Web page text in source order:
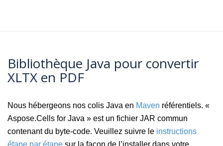
Bibliothèque Java pour convertir
XLTX en PDF
Nous hébergeons nos colis Java en Maven référentiels. «
Aspose.Cells for Java » est un fichier JAR commun
contenant du byte-code. Veuillez suivre le instructions
étape par étape sur la façon de l’installer dans votre